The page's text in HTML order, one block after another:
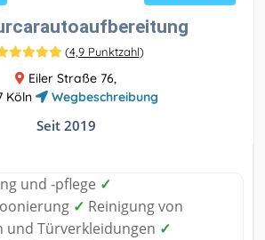
(4,9 Punktzahl)
Eiler Straße 76,
Köln
Wegbeschreibung
Seit 2019
und -pflege ✓
✓ Reinigung von
und Türverkleidungen ✓